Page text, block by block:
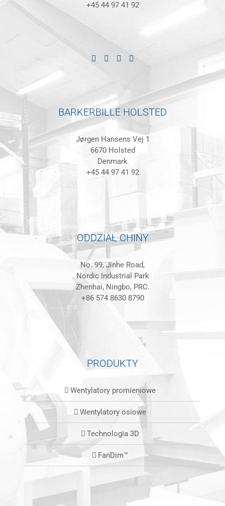
+45 44 97 41 92
BARKERBILLE HOLSTED
Jørgen Hansens Vej 1
6670 Holsted
Denmark
+45 44 97 41 92
ODDZIAŁ CHINY
No. 99, Jinhe Road,
Nordic Industrial Park
Zhenhai, Ningbo, PRC.
+86 574 8630 8790
PRODUKTY
Wentylatory promieniowe
Wentylatory osiowe
Technologia 3D
FanDim™